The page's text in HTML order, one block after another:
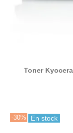
Toner
-30% En stock